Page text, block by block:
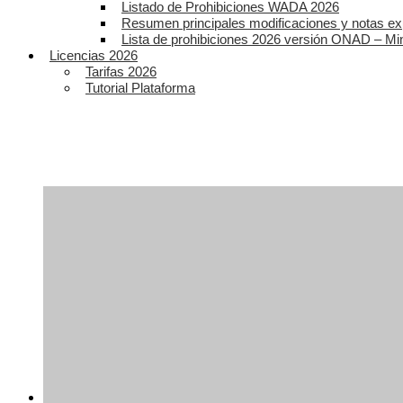
Listado de Prohibiciones WADA 2026
Resumen principales modificaciones y notas
Lista de prohibiciones 2026 versión ONAD –
Licencias 2026
Tarifas 2026
Tutorial Plataforma